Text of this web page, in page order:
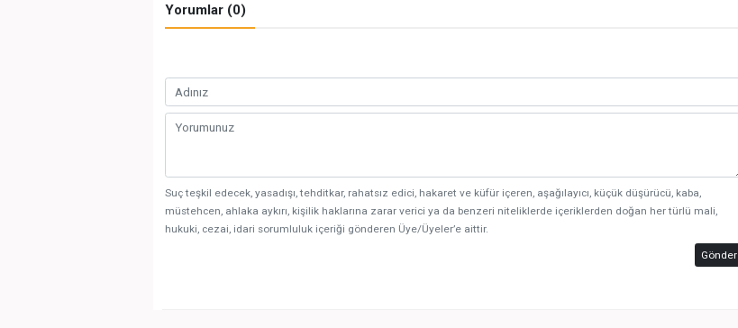
Yorumlar (0)
Suç teşkil edecek, yasadışı, tehditkar, rahatsız edici, hakaret ve küfür içeren, aşağılayıcı, küçük düşürücü, kaba,
müstehcen, ahlaka aykırı, kişilik haklarına zarar verici ya da benzeri niteliklerde içeriklerden doğan her türlü mali,
hukuki, cezai, idari sorumluluk içeriği gönderen Üye/Üyeler’e aittir.
Gönder